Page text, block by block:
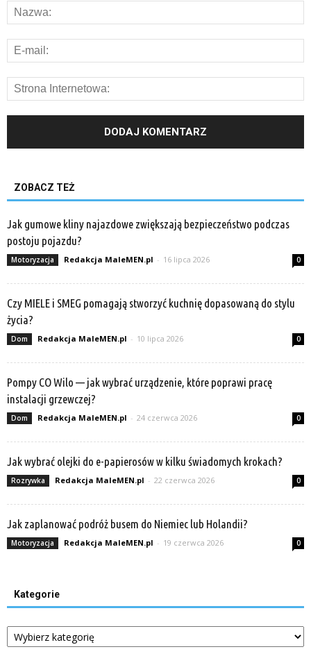
ZOBACZ TEŻ
Jak gumowe kliny najazdowe zwiększają bezpieczeństwo podczas
postoju pojazdu?
Motoryzacja Redakcja MaleMEN.pl - 16 lipca 2026 0
Czy MIELE i SMEG pomagają stworzyć kuchnię dopasowaną do stylu
życia?
Dom Redakcja MaleMEN.pl - 10 lipca 2026 0
Pompy CO Wilo — jak wybrać urządzenie, które poprawi pracę
instalacji grzewczej?
Dom Redakcja MaleMEN.pl - 24 czerwca 2026 0
Jak wybrać olejki do e-papierosów w kilku świadomych krokach?
Rozrywka Redakcja MaleMEN.pl - 22 czerwca 2026 0
Jak zaplanować podróż busem do Niemiec lub Holandii?
Motoryzacja Redakcja MaleMEN.pl - 19 czerwca 2026 0
Kategorie
Kategorie